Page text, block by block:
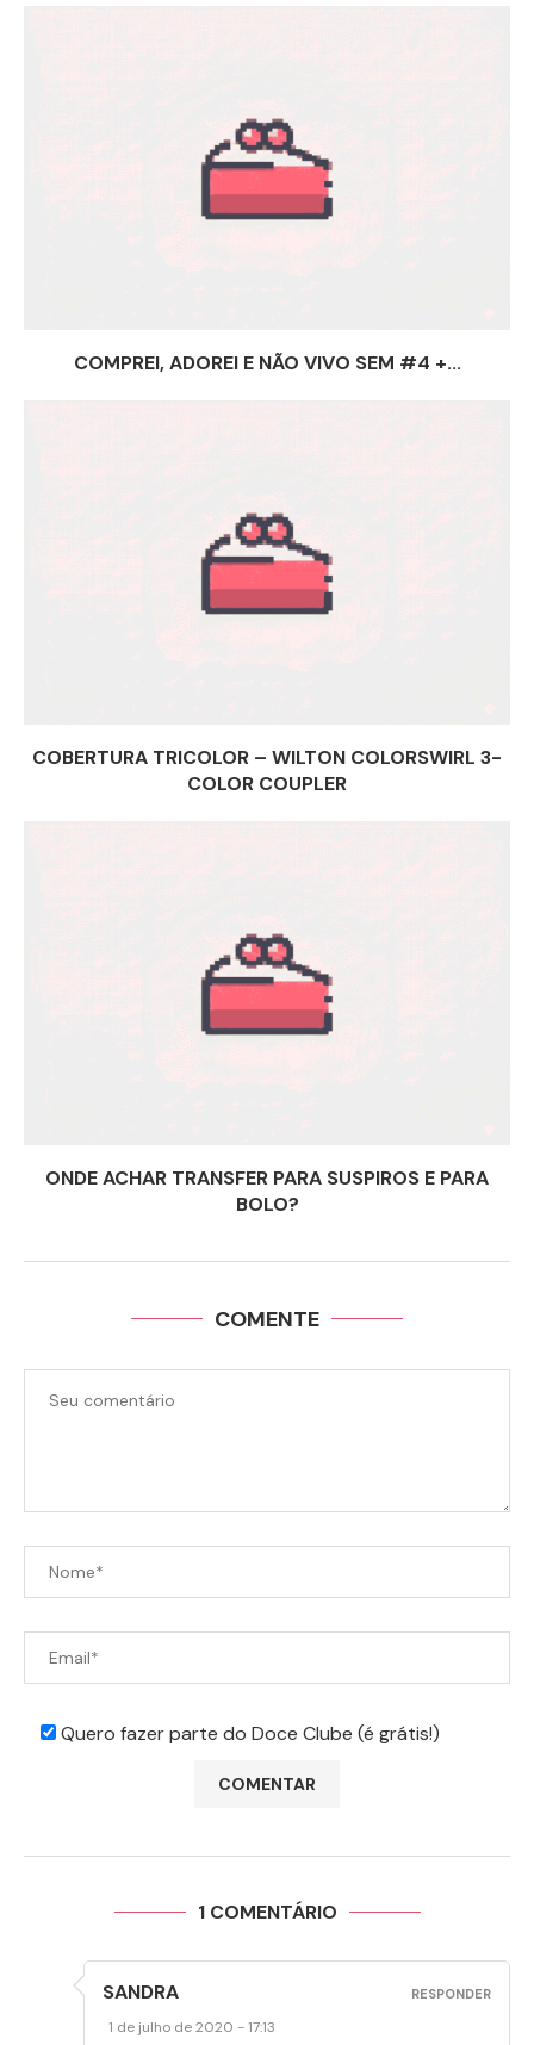
COMPREI, ADOREI E NÃO VIVO SEM #4 +...
COBERTURA TRICOLOR – WILTON COLORSWIRL 3-
COLOR COUPLER
ONDE ACHAR TRANSFER PARA SUSPIROS E PARA
BOLO?
COMENTE
Quero fazer parte do Doce Clube (é grátis!)
1 COMENTÁRIO
SANDRA
1 de julho de 2020 - 17:13
RESPONDER